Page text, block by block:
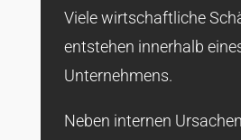
Viele wirtschaftliche
entstehen innerhalb
Unternehmens.
Neben internen